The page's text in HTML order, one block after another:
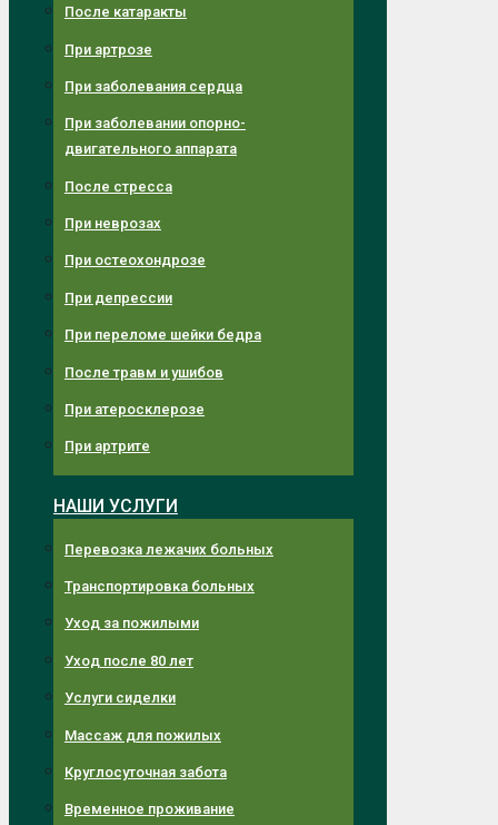
После катаракты
При артрозе
При заболевания сердца
При заболевании опорно-
двигательного аппарата
После стресса
При неврозах
При остеохондрозе
При депрессии
При переломе шейки бедра
После травм и ушибов
При атеросклерозе
При артрите
НАШИ УСЛУГИ
Перевозка лежачих больных
Транспортировка больных
Уход за пожилыми
Уход после 80 лет
Услуги сиделки
Массаж для пожилых
Круглосуточная забота
Временное проживание